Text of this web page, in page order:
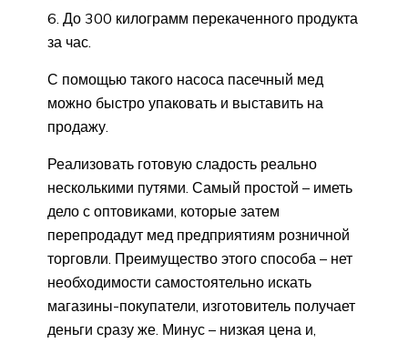
До 300 килограмм перекаченного продукта
за час.
С помощью такого насоса пасечный мед
можно быстро упаковать и выставить на
продажу.
Реализовать готовую сладость реально
несколькими путями. Самый простой – иметь
дело с оптовиками, которые затем
перепродадут мед предприятиям розничной
торговли. Преимущество этого способа – нет
необходимости самостоятельно искать
магазины-покупатели, изготовитель получает
деньги сразу же. Минус – низкая цена и,